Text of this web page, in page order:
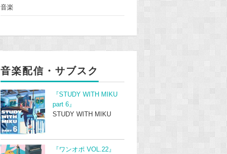
音楽
音楽配信・サブスク
『STUDY WITH MIKU
part 6』
STUDY WITH MIKU
『ワンオポ VOL.22』